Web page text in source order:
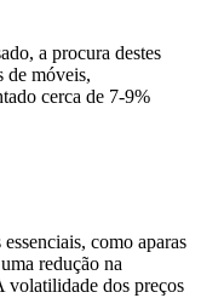
a procura destes
de móveis,
cerca de 7-9%
como aparas
redução na
volatilidade dos preços